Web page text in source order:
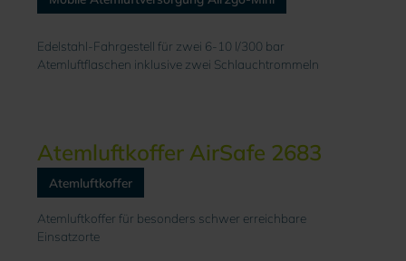
Edelstahl-Fahrgestell für zwei 6-10 l/300 bar
Atemluftflaschen inklusive zwei Schlauchtrommeln
Atemluftkoffer AirSafe 2683
Atemluftkoffer
Atemluftkoffer für besonders schwer erreichbare
Einsatzorte